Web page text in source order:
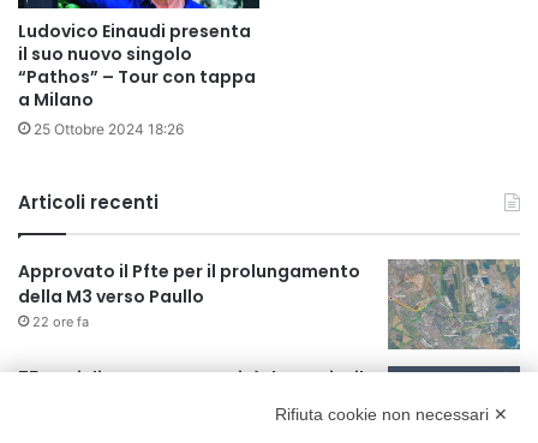
Ludovico Einaudi presenta
il suo nuovo singolo
“Pathos” – Tour con tappa
a Milano
25 Ottobre 2024 18:26
Articoli recenti
Approvato il Pfte per il prolungamento
della M3 verso Paullo
22 ore fa
75 anni di INFN. La comunità, la storia, il
Rifiuta cookie non necessari ✕